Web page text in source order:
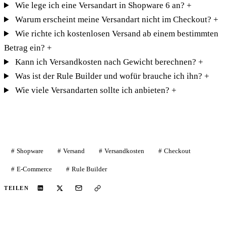
Wie lege ich eine Versandart in Shopware 6 an? +
Warum erscheint meine Versandart nicht im Checkout? +
Wie richte ich kostenlosen Versand ab einem bestimmten
Betrag ein? +
Kann ich Versandkosten nach Gewicht berechnen? +
Was ist der Rule Builder und wofür brauche ich ihn? +
Wie viele Versandarten sollte ich anbieten? +
Shopware Versand Versandkosten Checkout
E-Commerce Rule Builder
TEILEN